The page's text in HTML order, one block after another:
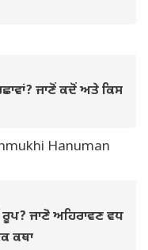
ਜਾਣੋਂ ਕਦੋਂ ਅਤੇ ਕਿਸ
ਜਾਣੋ ਅਹਿਰਾਵਣ ਵਧ
ਕਥਾ